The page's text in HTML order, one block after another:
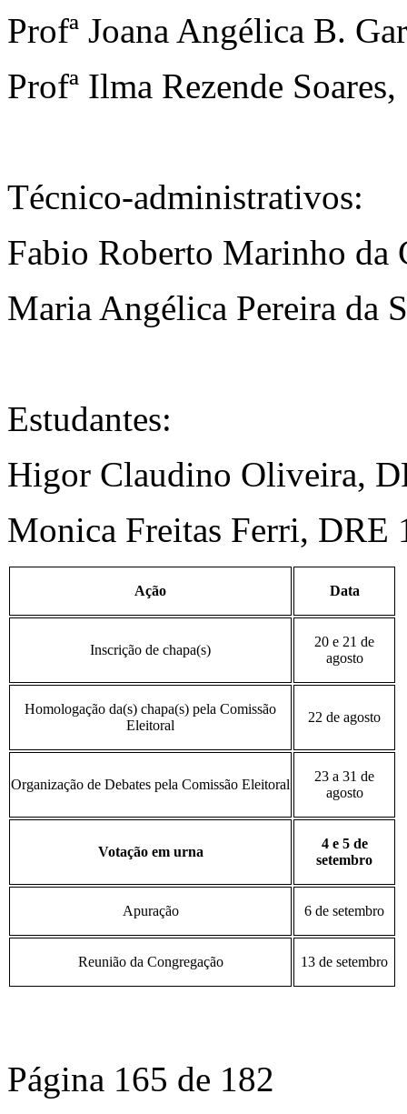
Profª Joana Angélica B.
Profª Ilma Rezende
Técnico-administrativos:
Fabio Roberto Marinho
Maria Angélica Pereira da
Estudantes:
Higor Claudino Oliveira,
Monica Freitas Ferri, DRE
Ação Data
Inscrição de chapa(s)
20 e 21 de
agosto
Homologação da(s) chapa(s) pela Comissão
Eleitoral
22 de agosto
Organização de Debates pela Comissão Eleitoral
23 a 31 de
agosto
Votação em urna
4 e 5 de
setembro
Apuração 6 de setembro
Reunião da Congregação 13 de setembro
Página 165 de 182